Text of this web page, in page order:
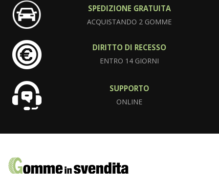
SPEDIZIONE GRATUITA
ACQUISTANDO 2 GOMME
DIRITTO DI RECESSO
ENTRO 14 GIORNI
SUPPORTO
ONLINE